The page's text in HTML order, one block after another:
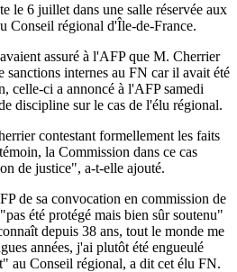
le 6 juillet dans une salle réservée aux
Conseil régional d'Île-de-France.
assuré à l'AFP que M. Cherrier
sanctions internes au FN car il avait été
celle-ci a annoncé à l'AFP samedi
discipline sur le cas de l'élu régional.
contestant formellement les faits
la Commission dans ce cas
de justice", a-t-elle ajouté.
de sa convocation en commission de
été protégé mais bien sûr soutenu"
depuis 38 ans, tout le monde me
années, j'ai plutôt été engueulé
au Conseil régional, a dit cet élu FN.